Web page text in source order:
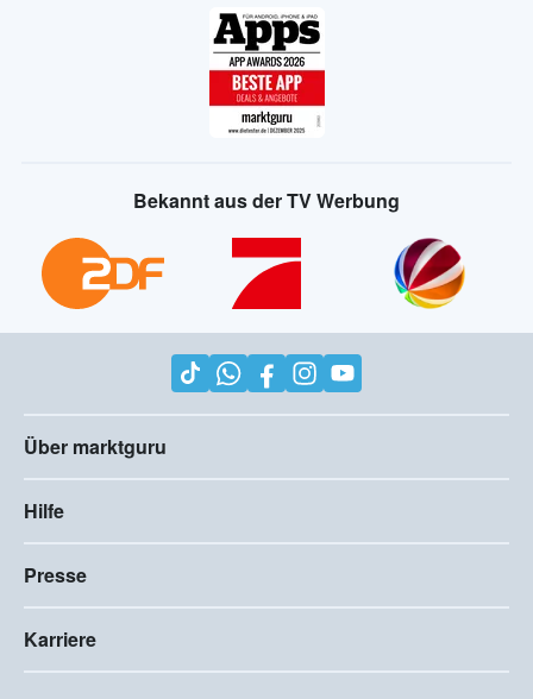
Bekannt aus der TV Werbung
Über marktguru
Hilfe
Presse
Karriere